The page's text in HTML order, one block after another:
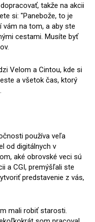
takže na akcii
si: "Panebože, to je
vám na tom, a aby ste
cestami. Musíte byť
Velom a Cintou, kde si
a všetok čas, ktorý
používa veľa
od digitálnych v
aké obrovské veci sú
a CGI, premýšľali ste
predstavenie z vás,
mali robiť starosti.